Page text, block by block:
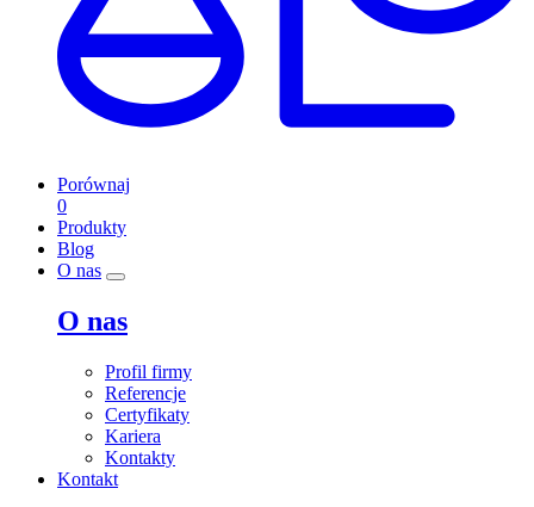
Porównaj
0
Produkty
Blog
O nas
O nas
Profil firmy
Referencje
Certyfikaty
Kariera
Kontakty
Kontakt